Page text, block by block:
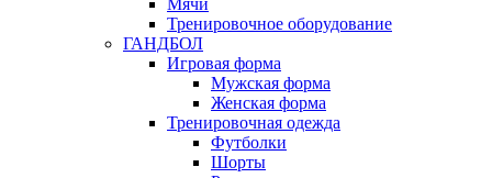
Тренировочное оборудование
ГАНДБОЛ
Игровая форма
Мужская форма
Женская форма
Тренировочная одежда
Футболки
Шорты